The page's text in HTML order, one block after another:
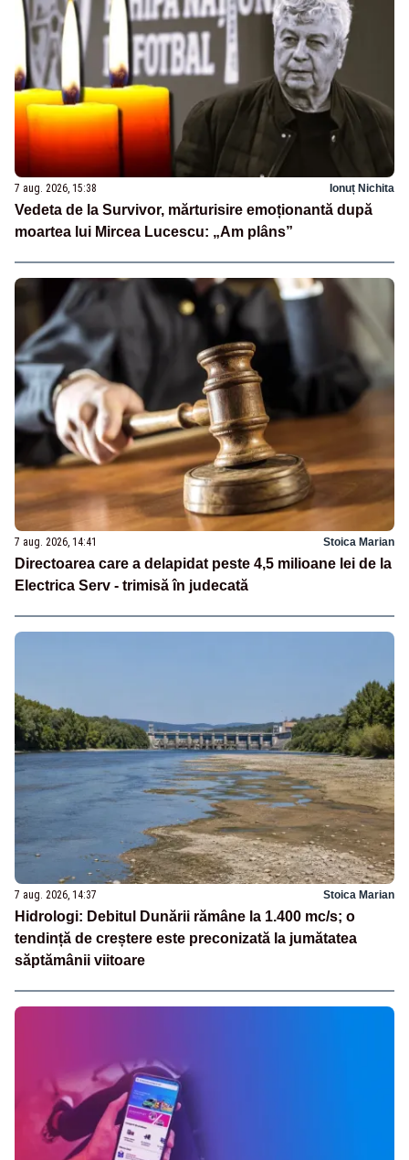
7 aug. 2026, 15:38 Ionuț Nichita
Vedeta de la Survivor, mărturisire emoționantă după
moartea lui Mircea Lucescu: „Am plâns”
7 aug. 2026, 14:41 Stoica Marian
Directoarea care a delapidat peste 4,5 milioane lei de la
Electrica Serv - trimisă în judecată
7 aug. 2026, 14:37 Stoica Marian
Hidrologi: Debitul Dunării rămâne la 1.400 mc/s; o
tendință de creștere este preconizată la jumătatea
săptămânii viitoare